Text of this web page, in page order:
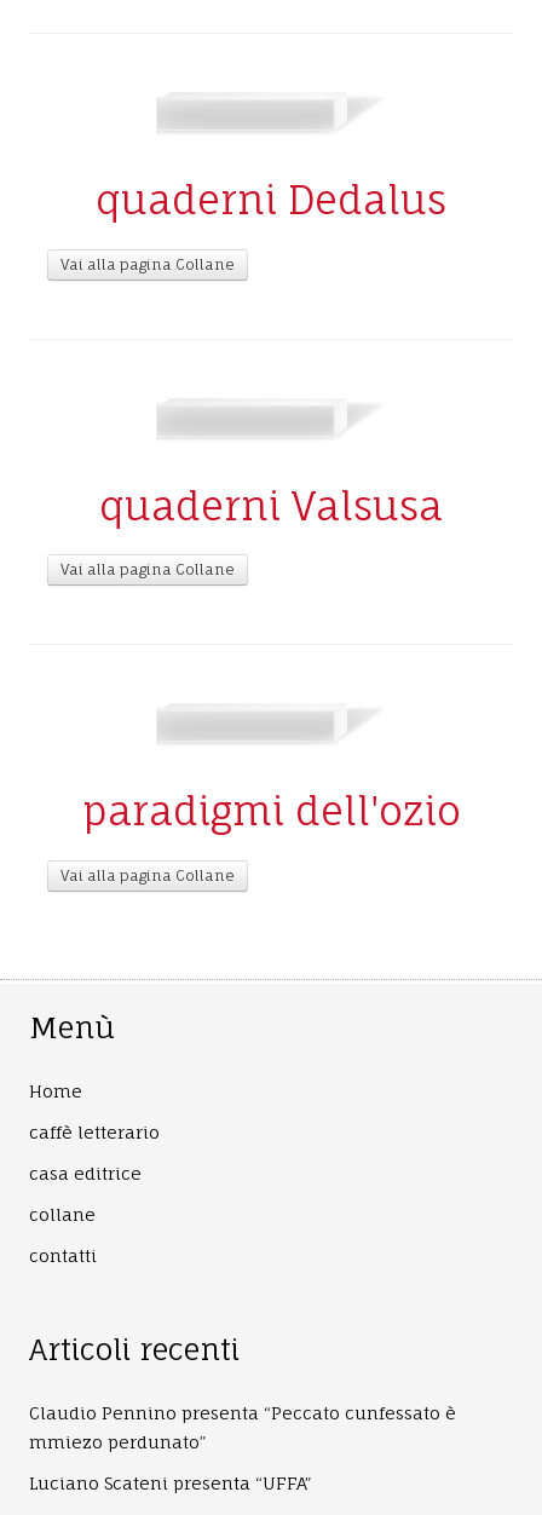
quaderni Dedalus
Vai alla pagina Collane
quaderni Valsusa
Vai alla pagina Collane
paradigmi dell'ozio
Vai alla pagina Collane
Menù
Home
caffè letterario
casa editrice
collane
contatti
Articoli recenti
Claudio Pennino presenta “Peccato cunfessato è
mmiezo perdunato”
Luciano Scateni presenta “UFFA”